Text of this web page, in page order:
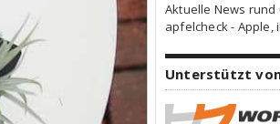
Aktuelle News rund
apfelcheck - Apple,
Unterstützt